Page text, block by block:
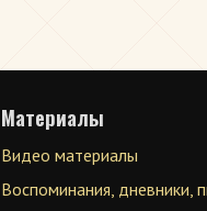
Материалы
Видео материалы
Воспоминания, дневники,